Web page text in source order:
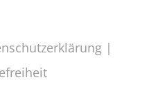
|